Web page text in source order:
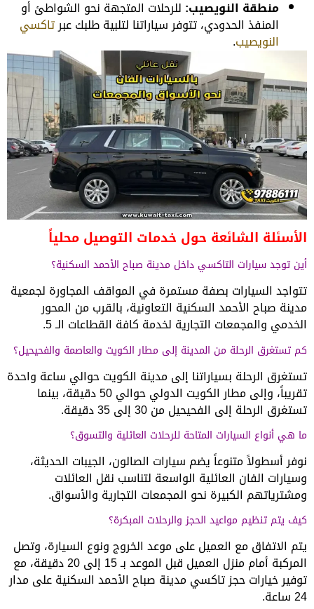
منطقة النويصيب: للرحلات المتجهة نحو الشواطئ أو
المنفذ الحدودي، تتوفر سياراتنا لتلبية طلبك عبرتاكسي
النويصيب.
الأسئلة الشائعة حول خدمات التوصيل محلياً
أين توجد سيارات التاكسي داخل مدينة صباح الأحمد السكنية؟
تتواجد السيارات بصفة مستمرة في المواقف المجاورة لجمعية
مدينة صباح الأحمد السكنية التعاونية، بالقرب من المحور
الخدمي والمجمعات التجارية لخدمة كافة القطاعات الـ 5.
كم تستغرق الرحلة من المدينة إلى مطار الكويت والعاصمة والفحيحيل؟
تستغرق الرحلة بسياراتنا إلى مدينة الكويت حوالي ساعة واحدة
تقريباً، وإلى مطار الكويت الدولي حوالي 50 دقيقة، بينما
تستغرق الرحلة إلى الفحيحيل من 30 إلى 35 دقيقة.
ما هي أنواع السيارات المتاحة للرحلات العائلية والتسوق؟
نوفر أسطولاً متنوعاً يضم سيارات الصالون، الجيبات الحديثة،
وسيارات الفان العائلية الواسعة لتناسب نقل العائلات
ومشترياتهم الكبيرة نحو المجمعات التجارية والأسواق.
كيف يتم تنظيم مواعيد الحجز والرحلات المبكرة؟
يتم الاتفاق مع العميل على موعد الخروج ونوع السيارة، وتصل
المركبة أمام منزل العميل قبل الموعد بـ 15 إلى 20 دقيقة، مع
توفير خيارات حجز تاكسي مدينة صباح الأحمد السكنية على مدار
24 ساعة.